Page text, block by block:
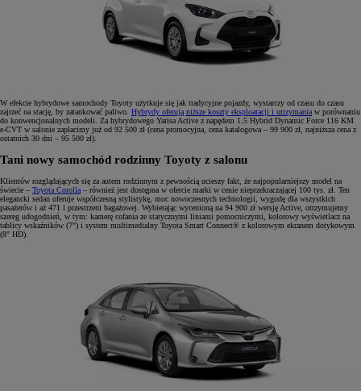
W efekcie hybrydowe samochody Toyoty użytkuje się jak tradycyjne pojazdy, wystarczy od czasu do czasu
zajrzeć na stację, by zatankować paliwo. Hybrydy oferują niższe koszty eksploatacji i utrzymania w porównaniu
do konwencjonalnych modeli. Za hybrydowego Yarisa Active z napędem 1.5 Hybrid Dynamic Force 116 KM
e-CVT w salonie zapłacimy już od 92 500 zł (cena promocyjna, cena katalogowa – 99 900 zł, najniższa cena z
ostatnich 30 dni – 95 500 zł).
Tani nowy samochód rodzinny Toyoty z salonu
Klientów rozglądających się za autem rodzinnym z pewnością ucieszy fakt, że najpopularniejszy model na
świecie – Toyota Corolla – również jest dostępna w ofercie marki w cenie nieprzekraczającej 100 tys. zł. Ten
elegancki sedan oferuje współczesną stylistykę, moc nowoczesnych technologii, wygodę dla wszystkich
pasażerów i aż 471 l przestrzeni bagażowej. Wybierając wycenioną na 94 900 zł wersję Active, otrzymujemy
szereg udogodnień, w tym: kamerę cofania ze statycznymi liniami pomocniczymi, kolorowy wyświetlacz na
tablicy wskaźników (7") i system multimedialny Toyota Smart Connect® z kolorowym ekranem dotykowym
(8" HD).